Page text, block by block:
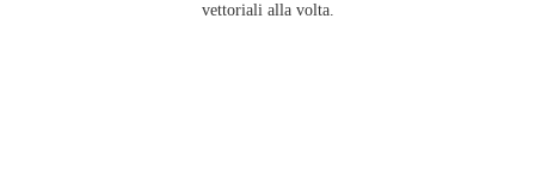
vettoriali alla volta.